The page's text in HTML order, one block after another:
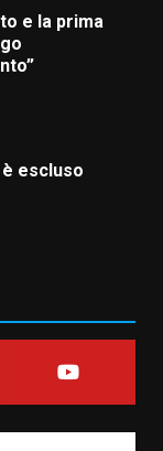
e la prima
è escluso
di arma